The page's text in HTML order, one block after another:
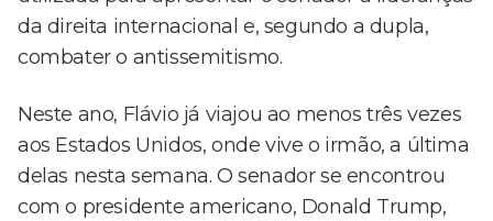
da direita internacional e, segundo a dupla,
combater o antissemitismo.
Neste ano, Flávio já viajou ao menos três vezes
aos Estados Unidos, onde vive o irmão, a última
delas nesta semana. O senador se encontrou
com o presidente americano, Donald Trump,